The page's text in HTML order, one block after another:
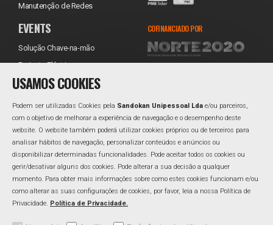
Manutenção de Redes
EVENTS
Solução Chave-na-mão
Projecto Eléctrico
Equipamentos
Instalação
Assistência Técnica
Reabastecimento
COFINANCIADO POR
REDES SOCIAIS
Facebook
Linkedin
Área ReservadaPerguntas Frequentes
USAMOS COOKIES
Podem ser utilizadas Cookies pela Sandokan Unipessoal Lda e/ou parceiros,
com o objetivo de melhorar a experiência de navegação e o desempenho deste
website. O website também poderá utilizar cookies próprios ou de terceiros para
analisar hábitos de navegação, personalizar conteúdos e anúncios ou
disponibilizar determinadas funcionalidades. Pode aceitar todos os cookies ou
gerir/desativar alguns dos cookies. Pode alterar a sua decisão a qualquer
momento. Para obter mais informações sobre como estes cookies funcionam e/ou
como alterar as suas configurações de cookies, por favor, leia a nossa Política de
Privacidade. Política de Privacidade.